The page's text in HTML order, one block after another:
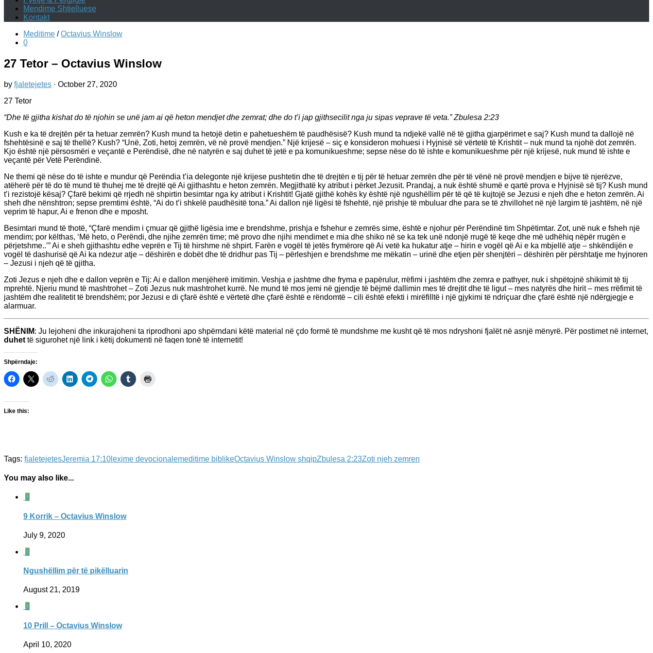
Mendime Shtjelluese
Kontakt
Meditime / Octavius Winslow
0
27 Tetor – Octavius Winslow
by fjaletejetes · October 27, 2020
27 Tetor
“Dhe të gjitha kishat do të njohin se unë jam ai që heton mendjet dhe zemrat; dhe do t’i jap gjithsecilit nga ju sipas veprave të veta.” Zbulesa 2:23
Kush e ka të drejtën për ta hetuar zemrën? Kush mund ta hetojë detin e pahetueshëm të paudhësisë? Kush mund ta ndjekë vallë në të gjitha gjarpërimet e saj? Kush mund ta dallojë në
fshehtësinë e saj të thellë? Kush? “Unë, Zoti, hetoj zemrën, vë në provë mendjen.” Një krijesë – siç e konsideron mohuesi i Hyjnisë së vërtetë të Krishtit – nuk mund ta njohë dot zemrën.
Kjo është një përsosmëri e veçantë e Perëndisë, dhe në natyrën e saj duhet të jetë e pa komunikueshme; sepse nëse do të ishte e komunikueshme për një krijesë, nuk mund të ishte e
veçantë për Vetë Perëndinë.
Ne themi që nëse do të ishte e mundur që Perëndia t’ia delegonte një krijese pushtetin dhe të drejtën e tij për të hetuar zemrën dhe për të vënë në provë mendjen e bijve të njerëzve,
atëherë për të do të mund të thuhej me të drejtë që Ai gjithashtu e heton zemrën. Megjithatë ky atribut i përket Jezusit. Prandaj, a nuk është shumë e qartë prova e Hyjnisë së tij? Kush mund
t’i rezistojë kësaj? Çfarë bekimi që rrjedh në shpirtin besimtar nga ky atribut i Krishtit! Gjatë gjithë kohës ky është një ngushëllim për të që të kujtojë se Jezusi e njeh dhe e heton zemrën. Ai
sheh dhe nënshtron; sepse premtimi është, “Ai do t’i shkelë paudhësitë tona.” Ai dallon një ligësi të fshehtë, një prishje të mbuluar dhe para se të zhvillohet në një largim të jashtëm, në një
veprim të hapur, Ai e frenon dhe e mposht.
Besimtari mund të thotë, “Çfarë mendim i çmuar që gjithë ligësia ime e brendshme, prishja e fshehur e zemrës sime, është e njohur për Perëndinë tim Shpëtimtar. Zot, unë nuk e fsheh një
mendim; por këlthas, ‘Më heto, o Perëndi, dhe njihe zemrën time; më provo dhe njihi mendimet e mia dhe shiko në se ka tek unë ndonjë rrugë të keqe dhe më udhëhiq nëpër rrugën e
përjetshme..’” Ai e sheh gjithashtu edhe veprën e Tij të hirshme në shpirt. Farën e vogël të jetës frymërore që Ai vetë ka hukatur atje – hirin e vogël që Ai e ka mbjellë atje – shkëndijën e
vogël të dashurisë që Ai ka ndezur atje – dëshirën e dobët dhe të dridhur pas Tij – përleshjen e brendshme me mëkatin – urinë dhe etjen për shenjtëri – dëshirën për përshtatje me hyjnoren
– Jezusi i njeh që të gjitha.
Zoti Jezus e njeh dhe e dallon veprën e Tij: Ai e dallon menjëherë imitimin. Veshja e jashtme dhe fryma e papërulur, rrëfimi i jashtëm dhe zemra e pathyer, nuk i shpëtojnë shikimit të tij
mprehtë. Njeriu mund të mashtrohet – Zoti Jezus nuk mashtrohet kurrë. Ne mund të mos jemi në gjendje të bëjmë dallimin mes të drejtit dhe të ligut – mes natyrës dhe hirit – mes rrëfimit të
jashtëm dhe realitetit të brendshëm; por Jezusi e di çfarë është e vërtetë dhe çfarë është e rëndomtë – cili është efekti i mirëfilltë i një gjykimi të ndriçuar dhe çfarë është një ndërgjegje e
alarmuar.
SHËNIM: Ju lejoheni dhe inkurajoheni ta riprodhoni apo shpërndani këtë material në çdo formë të mundshme me kusht që të mos ndryshoni fjalët në asnjë mënyrë. Për postimet në internet,
duhet të sigurohet një link i këtij dokumenti në faqen tonë të internetit!
Shpërndaje:
Like this:
Tags: fjaletejetesJeremia 17:10 lexime devocionalemeditime biblikeOctavius Winslow shqipZbulesa 2:23Zoti njeh zemren
You may also like...
0
9 Korrik – Octavius Winslow
July 9, 2020
0
Ngushëllim për të pikëlluarin
August 21, 2019
0
10 Prill – Octavius Winslow
April 10, 2020